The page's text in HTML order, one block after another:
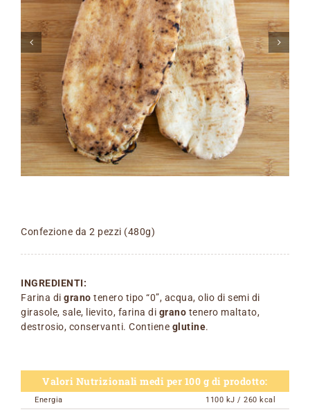
Confezione da 2 pezzi (480g)
INGREDIENTI:
Farina di grano tenero tipo “0”, acqua, olio di semi di
girasole, sale, lievito, farina di grano tenero maltato,
destrosio, conservanti. Contiene glutine.
Valori Nutrizionali medi per 100 g di prodotto:
Energia
1100 kJ / 260 kcal